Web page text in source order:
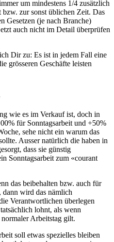
um mindestens 1/4 zusätzlich
bzw. zur sonst üblichen Zeit. Das
Gesetzen (je nach Branche)
auch nicht im Detail überprüfen
Dir zu: Es ist in jedem Fall eine
grösseren Geschäfte leisten
wie es im Verkauf ist, doch in
für Sonntagsarbeit und +50%
sehe nicht ein warum das
Ausser natürlich die haben in
dass sie günstig
Sonntagsarbeit zum «courant
das beibehalten bzw. auch für
wird das nämlich
Verantwortlichen überlegen
lohnt, als wenn
Arbeitstag gilt.
soll etwas spezielles bleiben